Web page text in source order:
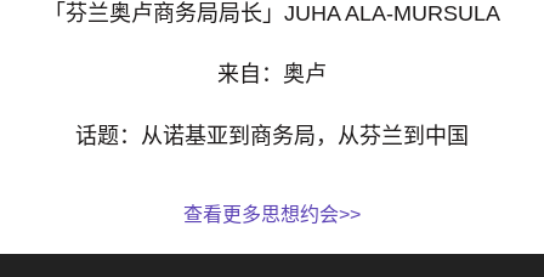
「芬兰奥卢商务局局长」JUHA ALA-MURSULA
来自：奥卢
话题：从诺基亚到商务局，从芬兰到中国
查看更多思想约会>>